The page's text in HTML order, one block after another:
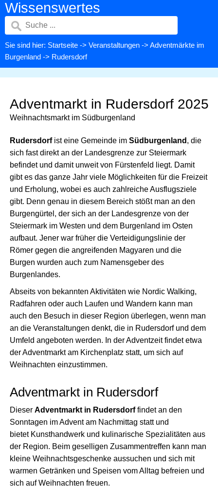
Wissenswertes
Sie sind hier: Startseite -> Veranstaltungen -> Adventmärkte im
Burgenland -> Rudersdorf
Adventmarkt in Rudersdorf 2025
Weihnachtsmarkt im Südburgenland
Rudersdorfist eine Gemeinde im Südburgenland , die
sich fast direkt an der Landesgrenze zur Steiermark
befindet und damit unweit von Fürstenfeld liegt. Damit
gibt es das ganze Jahr viele Möglichkeiten für die Freizeit
und Erholung, wobei es auch zahlreiche Ausflugsziele
gibt. Denn genau in diesem Bereich stößt man an den
Burgengürtel, der sich an der Landesgrenze von der
Steiermark im Westen und dem Burgenland im Osten
aufbaut. Jener war früher die Verteidigungslinie der
Römer gegen die angreifenden Magyaren und die
Burgen wurden auch zum Namensgeber des
Burgenlandes.
Abseits von bekannten Aktivitäten wie Nordic Walking,
Radfahren oder auch Laufen und Wandern kann man
auch den Besuch in dieser Region überlegen, wenn man
an die Veranstaltungen denkt, die in Rudersdorf und dem
Umfeld angeboten werden. In der Adventzeit findet etwa
der Adventmarkt am Kirchenplatz statt, um sich auf
Weihnachten einzustimmen.
Adventmarkt in Rudersdorf
Dieser Adventmarkt in Rudersdorffindet an den
Sonntagen im Advent am Nachmittag statt und
bietet Kunsthandwerk und kulinarische Spezialitäten aus
der Region. Beim geselligen Zusammentreffen kann man
kleine Weihnachtsgeschenke aussuchen und sich mit
warmen Getränken und Speisen vom Alltag befreien und
sich auf Weihnachten freuen.